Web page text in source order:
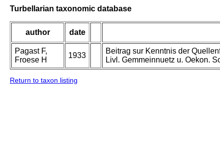
Turbellarian taxonomic database
author date
Pagast F,
Froese H
1933
Beitrag sur Kenntnis der
Livl. Gemmeinnuetz u. Oekon.
Return to taxon listing